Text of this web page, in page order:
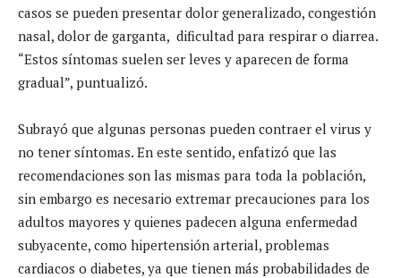
casos se pueden presentar dolor generalizado, congestión
nasal, dolor de garganta, dificultad para respirar o diarrea.
“Estos síntomas suelen ser leves y aparecen de forma
gradual”, puntualizó.
Subrayó que algunas personas pueden contraer el virus y
no tener síntomas. En este sentido, enfatizó que las
recomendaciones son las mismas para toda la población,
sin embargo es necesario extremar precauciones para los
adultos mayores y quienes padecen alguna enfermedad
subyacente, como hipertensión arterial, problemas
cardiacos o diabetes, ya que tienen más probabilidades de